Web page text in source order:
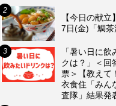
【今日の献
7日(金)「鯛茶
「暑い日に
クは？」＜回
票＞【教えて
衣食住「みん
査隊」結果発